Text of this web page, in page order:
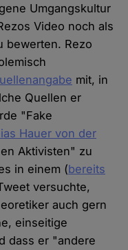
Umgangskultur
Video noch als
bewerten. Rezo
mit, in
Quellen er
"Fake
Hauer von der
Aktivisten" zu
in einem (bereits
versuchte,
auch gern
einseitige
dass er "andere